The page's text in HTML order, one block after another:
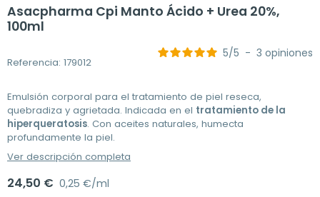
Asacpharma Cpi Manto Ácido + Urea 20%,
100ml
Referencia: 179012
5/5 - 3 opiniones
Emulsión corporal para el tratamiento de piel reseca,
quebradiza y agrietada. Indicada en el tratamiento de la
hiperqueratosis. Con aceites naturales, humecta
profundamente la piel.
Ver descripción completa
24,50 € 0,25 €/ml